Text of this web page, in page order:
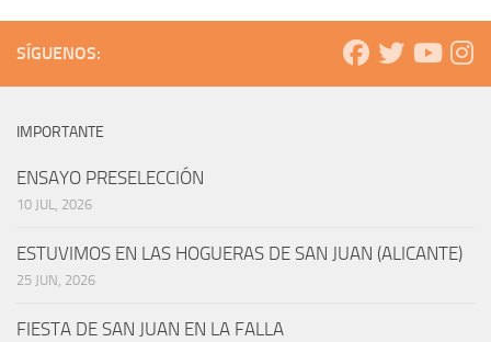
SÍGUENOS:
IMPORTANTE
ENSAYO PRESELECCIÓN
10 JUL, 2026
ESTUVIMOS EN LAS HOGUERAS DE SAN JUAN (ALICANTE)
25 JUN, 2026
FIESTA DE SAN JUAN EN LA FALLA